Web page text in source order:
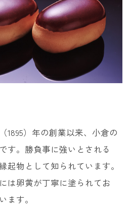
14. あまおうチーズケーキ ＜Kingberry＞
ラ ＜ガトーリアン＞
16. 北九菓 3種わっぱ6点セット ＜菓匠きくたろう＞
17. 黒崎アイスもなか ＜氷菓子屋 KOMARU＞
駅で買える限定土産
＜小倉鉄なべ＞
うどん ＜カワカミ＞
1895）年の創業以来、小倉の
す。勝負事に強いとされる
起物として知られています。
は卵黄が丁寧に塗られてお
ます。